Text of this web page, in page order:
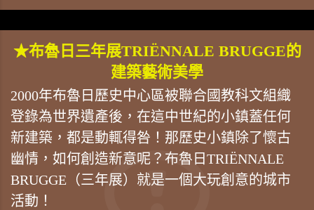
★布魯日三年展TRIËNNALE BRUGGE的
建築藝術美學
2000年布魯日歷史中心區被聯合國教科文組織
登錄為世界遺產後，在這中世紀的小鎮蓋任何
新建築，都是動輒得咎！那歷史小鎮除了懷古
幽情，如何創造新意呢？布魯日TRIËNNALE
BRUGGE（三年展）就是一個大玩創意的城市
活動！